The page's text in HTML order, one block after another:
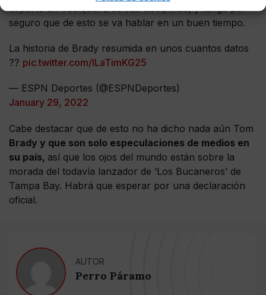
deporte en cualquiera de sus disciplinas, y tenga por
seguro que de esto se va hablar en un buen tiempo.
La historia de Brady resumida en unos cuantos datos
?? pic.twitter.com/lLaTimKG25
— ESPN Deportes (@ESPNDeportes)
January 29, 2022
Cabe destacar que de esto no ha dicho nada aún Tom
Brady y que son solo especulaciones de medios en
su país, así que los ojos del mundo están sobre la
morada del todavía lanzador de ‘Los Bucaneros’ de
Tampa Bay. Habrá que esperar por una declaración
oficial.
AUTOR
Perro Páramo